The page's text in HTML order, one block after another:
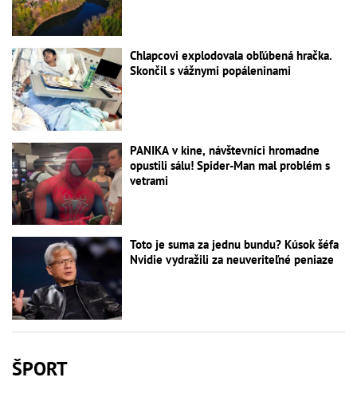
Chlapcovi explodovala obľúbená hračka.
Skončil s vážnymi popáleninami
PANIKA v kine, návštevníci hromadne
opustili sálu! Spider-Man mal problém s
vetrami
Toto je suma za jednu bundu? Kúsok šéfa
Nvidie vydražili za neuveriteľné peniaze
ŠPORT